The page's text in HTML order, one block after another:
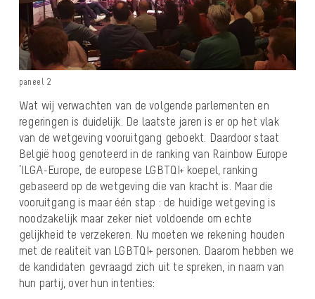
paneel 2
Wat wij verwachten van de volgende parlementen en
regeringen is duidelijk. De laatste jaren is er op het vlak
van de wetgeving vooruitgang geboekt. Daardoor staat
België hoog genoteerd in de ranking van Rainbow Europe
’ILGA-Europe, de europese LGBTQI+ koepel, ranking
gebaseerd op de wetgeving die van kracht is. Maar die
vooruitgang is maar één stap : de huidige wetgeving is
noodzakelijk maar zeker niet voldoende om echte
gelijkheid te verzekeren. Nu moeten we rekening houden
met de realiteit van LGBTQI+ personen. Daarom hebben we
de kandidaten gevraagd zich uit te spreken, in naam van
hun partij, over hun intenties: